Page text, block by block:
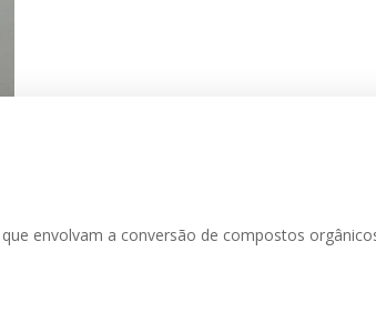
envolvam a conversão de compostos